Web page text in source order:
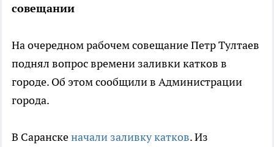
совещании
На очередном рабочем совещание Петр Тултаев
поднял вопрос времени заливки катков в
городе. Об этом сообщили в Администрации
города.
В Саранскеначали заливку катков. Из